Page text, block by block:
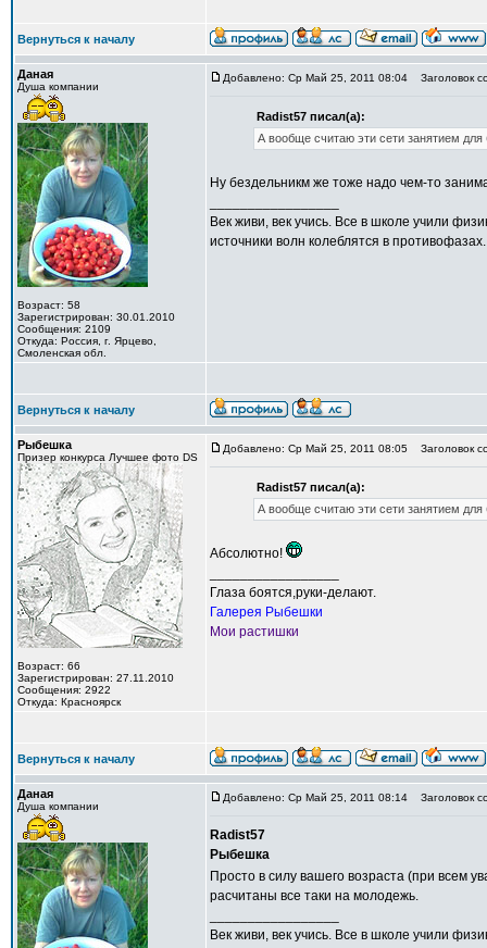
Вернуться к началу
Даная
Душа компании
Возраст: 58
Зарегистрирован: 30.01.2010
Сообщения: 2109
Откуда: Россия, г. Ярцево,
Смоленская обл.
Добавлено: Ср Май 25, 2011 08:04 Заголовок
Radist57 писал(а):
А вообще считаю эти сети занятием для
Ну бездельникм же тоже надо чем-то
Век живи, век учись. Все в школе учили
источники волн колеблятся в противофазах.
Вернуться к началу
Рыбешка
Призер конкурса Лучшее фото DS
Возраст: 66
Зарегистрирован: 27.11.2010
Сообщения: 2922
Откуда: Красноярск
Добавлено: Ср Май 25, 2011 08:05 Заголовок
Radist57 писал(а):
А вообще считаю эти сети занятием для
Абсолютно!
Глаза боятся,руки-делают.
Галерея Рыбешки
Мои растишки
Вернуться к началу
Даная
Душа компании
Добавлено: Ср Май 25, 2011 08:14 Заголовок
Radist57
Рыбешка
Просто в силу вашего возраста (при всем
расчитаны все таки на молодежь.
Век живи, век учись. Все в школе учили